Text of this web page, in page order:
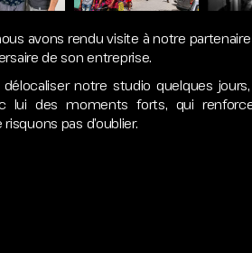
avons rendu visite à notre
de son entreprise.
notre studio quelques
lui des moments forts, qui
pas d’oublier.